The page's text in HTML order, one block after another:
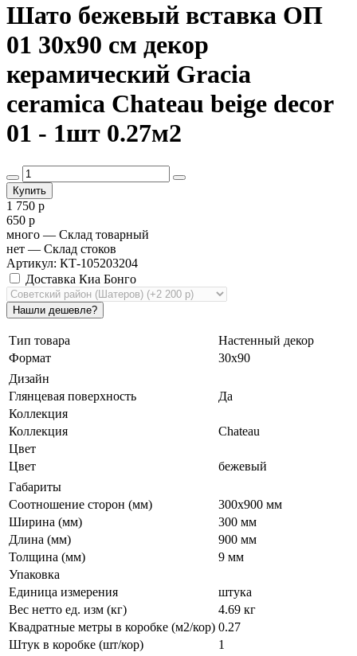
Шато бежевый вставка ОП
01 30х90 см декор
керамический Gracia
ceramica Chateau beige decor
01 - 1шт 0.27м2
1 750 р
650 р
много — Склад товарный
нет — Склад стоков
Артикул: КТ-105203204
Доставка Киа Бонго
Тип товара
Настенный декор
Формат
30х90
Дизайн
Глянцевая поверхность
Да
Коллекция
Коллекция
Chateau
Цвет
Цвет
бежевый
Габариты
Соотношение сторон (мм)
300x900 мм
Ширина (мм)
300 мм
Длина (мм)
900 мм
Толщина (мм)
9 мм
Упаковка
Единица измерения
штука
Вес нетто ед. изм (кг)
4.69 кг
Квадратные метры в коробке (м2/кор) 0.27
Штук в коробке (шт/кор)
1